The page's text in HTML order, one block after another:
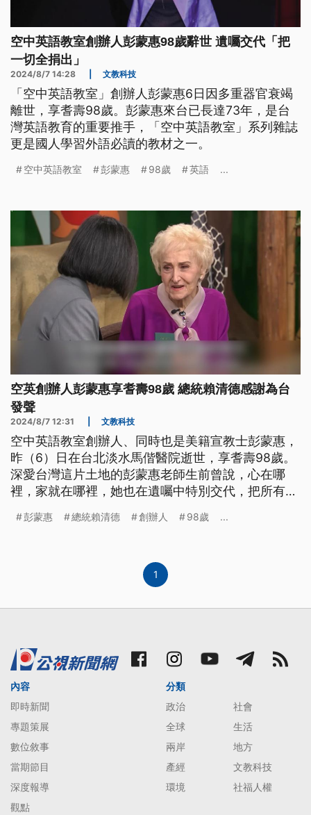
空中英語教室創辦人彭蒙惠98歲辭世 遺囑交代「把
一切全捐出」
2024/8/7 14:28 文教科技
「空中英語教室」創辦人彭蒙惠6日因多重器官衰竭
離世，享耆壽98歲。彭蒙惠來台已長達73年，是台
灣英語教育的重要推手，「空中英語教室」系列雜誌
更是國人學習外語必讀的教材之一。
空中英語教室 彭蒙惠 98歲 英語 ...
空英創辦人彭蒙惠享耆壽98歲 總統賴清德感謝為台
發聲
2024/8/7 12:31 文教科技
空中英語教室創辦人、同時也是美籍宣教士彭蒙惠，
昨（6）日在台北淡水馬偕醫院逝世，享耆壽98歲。
深愛台灣這片土地的彭蒙惠老師生前曾說，心在哪
裡，家就在哪裡，她也在遺囑中特別交代，把所有一
老師逝世，分別表達悼念與感謝。
彭蒙惠 總統賴清德 創辦人 98歲 ...
1
內容
即時新聞
專題策展
數位敘事
當期節目
深度報導
觀點
分類
政治
社會
全球
生活
兩岸
地方
產經
文教科技
環境
社福人權